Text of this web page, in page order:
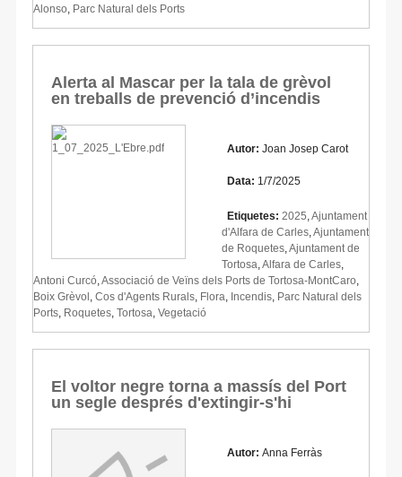
Alonso Parc Natural dels Ports
Alerta al Mascar per la tala de grèvol
en treballs de prevenció d’incendis
Autor: Joan Josep Carot
Data: 1/7/2025
Etiquetes: 2025 Ajuntament
d'Alfara de Carles Ajuntament
de Roquetes Ajuntament de
Tortosa Alfara de Carles
Antoni Curcó Associació de Veïns dels Ports de Tortosa-MontCaro
Boix Grèvol Cos d'Agents Rurals Flora Incendis Parc Natural dels
Ports Roquetes Tortosa Vegetació
El voltor negre torna a massís del Port
un segle després d'extingir-s'hi
Autor: Anna Ferràs